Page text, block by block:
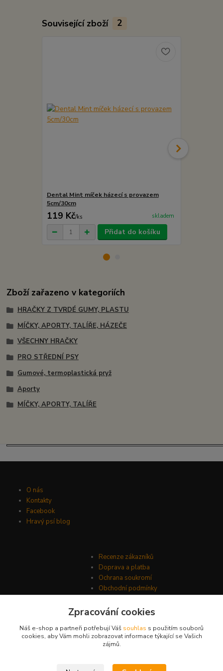
Související zboží 2
Dental Mint míček házecí s provazem
5cm/30cm
119 Kč/ks skladem
Přidat do košíku
Zboží zařazeno v kategoriích
HRAČKY Z TVRDÉ GUMY, PLASTU
MÍČKY, APORTY, TALÍŘE, HÁZEČE
VŠECHNY HRAČKY
PRO STŘEDNÍ PSY
Gumové, termoplastická pryž
Aporty
MÍČKY, APORTY, TALÍŘE
O nás
Kontakty
Facebook
Hravý psí blog
Recenze zákazníků
Doprava a platba
Ochrana soukromí
Obchodní podmínky
Zpracování cookies
Náš e-shop a partneři potřebují Váš souhlas s použitím souborů
cookies, aby Vám mohli zobrazovat informace týkající se Vašich
zájmů.